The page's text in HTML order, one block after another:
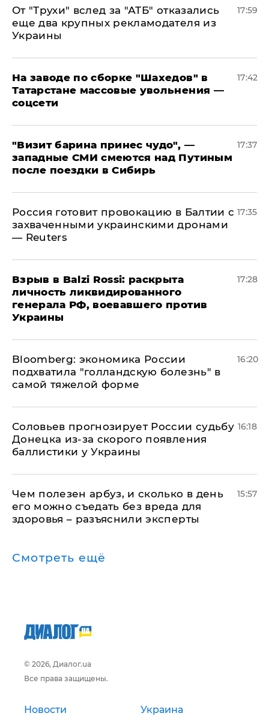
От "Трухи" вслед за "АТБ" отказались
еще два крупных рекламодателя из
Украины
17:59
На заводе по сборке "Шахедов" в
Татарстане массовые увольнения —
соцсети
17:42
"Визит барина принес чудо", —
западные СМИ смеются над Путиным
после поездки в Сибирь
17:37
​Россия готовит провокацию в Балтии с
захваченными украинскими дронами
— Reuters
17:35
​Взрыв в Balzi Rossi: раскрыта
личность ликвидированного
генерала РФ, воевавшего против
Украины
17:28
Bloomberg: экономика России
подхватила "голландскую болезнь" в
самой тяжелой форме
16:20
Соловьев прогнозирует России судьбу
Донецка из-за скорого появления
баллистики у Украины
16:18
Чем полезен арбуз, и сколько в день
его можно съедать без вреда для
здоровья – разъяснили эксперты
15:57
Смотреть ещё
© 2026, Диалог.ua
Все права защищены.
Новости Украина